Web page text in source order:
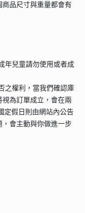
品尺寸與重量都會有
年兒童請勿使用或者成
之權利，當我們確認庫
為訂單成立，會在兩
定假日則由網站內公告
，會主動與你做進一步